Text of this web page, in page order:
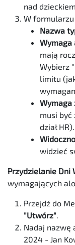
nad
W
Nazwa
Wymaga
mają
Wybierz
limitu
Wymaga
musi być
dział HR).
widzieć
Przydzielanie Dni
wymagających
Przejdź do
"Utwórz".
Nadaj nazwę
2024 - Jan